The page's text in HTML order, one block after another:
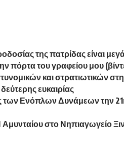
της πατρίδας είναι
πόρτα του γραφείου μου
και στρατιωτικών
ευκαιρίας
Ενόπλων Δυνάμεων την
στο Νηπιαγωγείο